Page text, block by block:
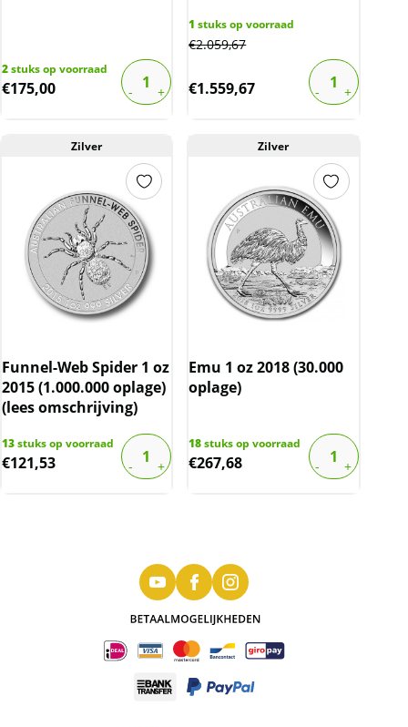
2stuks op voorraad
€175,00
1 stuks op voorraad
€2.059,67
€1.559,67
Zilver
Funnel-Web Spider 1 oz
2015 (1.000.000 oplage)
(lees omschrijving)
13stuks op voorraad
€121,53
Zilver
Emu 1 oz 2018 (30.000
oplage)
18stuks op voorraad
€267,68